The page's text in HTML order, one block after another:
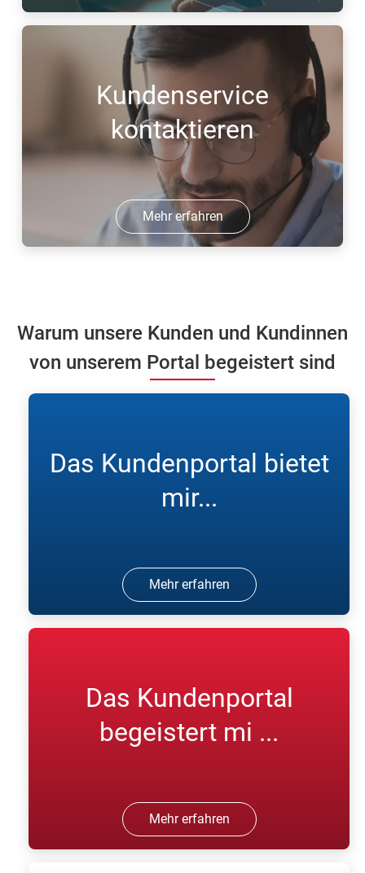
Kundenservice
kontaktieren
Mehr erfahren
Warum unsere Kunden und Kundinnen
von unserem Portal begeistert sind
Das Kundenportal bietet
mir...
Mehr erfahren
Das Kundenportal
begeistert mi ...
Mehr erfahren